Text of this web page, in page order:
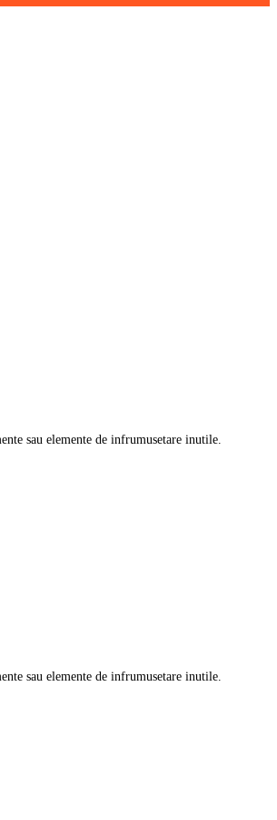
sau elemente de infrumusetare inutile.
sau elemente de infrumusetare inutile.